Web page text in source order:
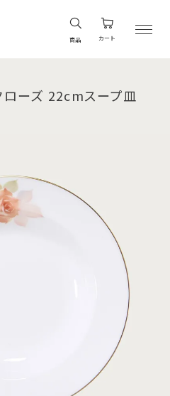
商品 カート
ローズ 22cmスープ皿